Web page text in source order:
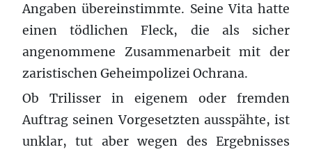
Angaben übereinstimmte. Seine Vita hatte
einen tödlichen Fleck, die als sicher
angenommene Zusammenarbeit mit der
zaristischen Geheimpolizei Ochrana.
Ob Trilisser in eigenem oder fremden
Auftrag seinen Vorgesetzten ausspähte, ist
unklar, tut aber wegen des Ergebnisses